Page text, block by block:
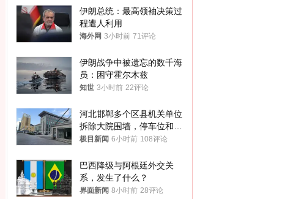
伊朗总统：最高领袖决策过
程遭人利用
海外网 3小时前 71评论
伊朗战争中被遗忘的数千海
员：困守霍尔木兹
知世 3小时前 22评论
河北邯郸多个区县机关单位
拆除大院围墙，停车位和厕
所免费开放，当地多部门回
极目新闻 6小时前 108评论
巴西降级与阿根廷外交关
系，发生了什么？
界面新闻 8小时前 28评论